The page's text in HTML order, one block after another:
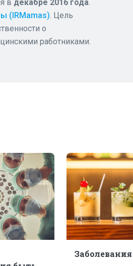
в декабре 2016 года.
(IRMamas). Цель
о
работниками.